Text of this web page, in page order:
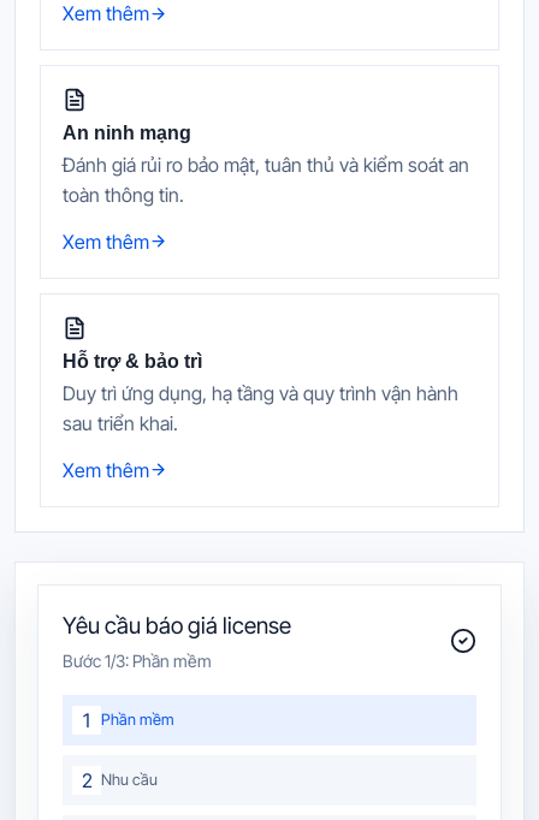
Xem thêm
An ninh mạng
Đánh giá rủi ro bảo mật, tuân thủ và kiểm soát an
toàn thông tin.
Xem thêm
Hỗ trợ & bảo trì
Duy trì ứng dụng, hạ tầng và quy trình vận hành
sau triển khai.
Xem thêm
Yêu cầu báo giá license
Bước1/3: Phần mềm
1 Phần mềm
2 Nhu cầu